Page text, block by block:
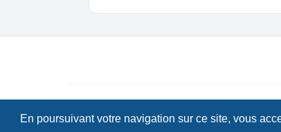
En poursuivant votre navigation sur ce site, vous
Développé par phpBB® Forum